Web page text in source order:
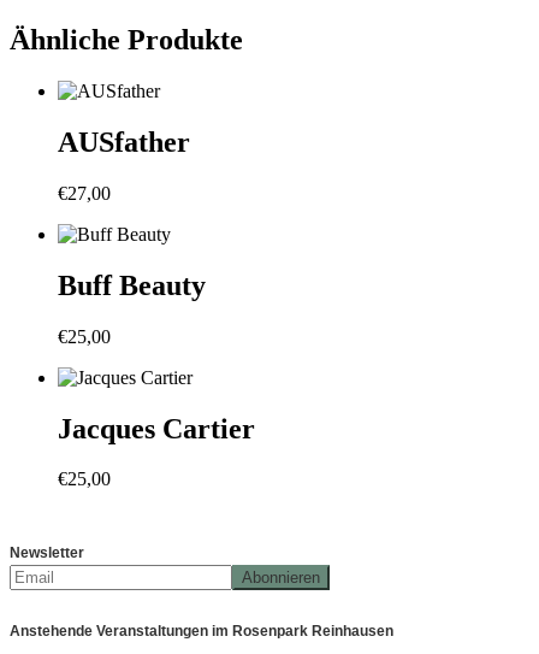
Ähnliche Produkte
AUSfather
€27,00
Buff Beauty
€25,00
Jacques Cartier
€25,00
Newsletter
Anstehende Veranstaltungen im Rosenpark Reinhausen